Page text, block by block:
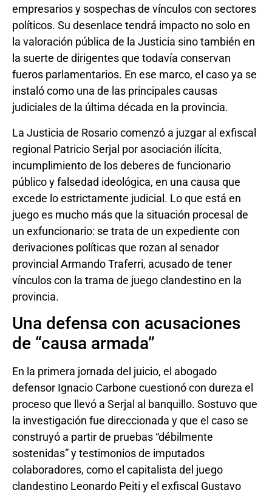
empresarios y sospechas de vínculos con sectores
políticos. Su desenlace tendrá impacto no solo en
la valoración pública de la Justicia sino también en
la suerte de dirigentes que todavía conservan
fueros parlamentarios. En ese marco, el caso ya se
instaló como una de las principales causas
judiciales de la última década en la provincia.
La Justicia de Rosario comenzó a juzgar al exfiscal
regional Patricio Serjal por asociación ilícita,
incumplimiento de los deberes de funcionario
público y falsedad ideológica, en una causa que
excede lo estrictamente judicial. Lo que está en
juego es mucho más que la situación procesal de
un exfuncionario: se trata de un expediente con
derivaciones políticas que rozan al senador
provincial Armando Traferri, acusado de tener
vínculos con la trama de juego clandestino en la
provincia.
Una defensa con acusaciones
de “causa armada”
En la primera jornada del juicio, el abogado
defensor Ignacio Carbone cuestionó con dureza el
proceso que llevó a Serjal al banquillo. Sostuvo que
la investigación fue direccionada y que el caso se
construyó a partir de pruebas “débilmente
sostenidas” y testimonios de imputados
colaboradores, como el capitalista del juego
clandestino Leonardo Peiti y el exfiscal Gustavo